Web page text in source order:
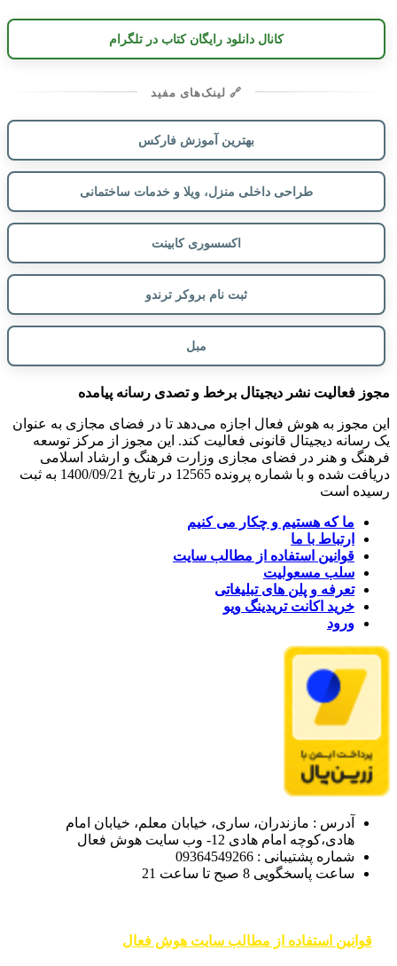
کانال دانلود رایگان کتاب در تلگرام
🔗 لینک‌های مفید
بهترین آموزش فارکس
طراحی داخلی منزل، ویلا و خدمات ساختمانی
اکسسوری کابینت
ثبت نام بروکر ترندو
مبل
مجوز فعالیت نشر دیجیتال برخط و تصدی رسانه پیامده
این مجوز به هوش فعال اجازه می‌دهد تا در فضای مجازی به عنوان
یک رسانه دیجیتال قانونی فعالیت کند. این مجوز از مرکز توسعه
فرهنگ و هنر در فضای مجازی وزارت فرهنگ و ارشاد اسلامی
دریافت شده و با شماره پرونده 12565 در تاریخ 1400/09/21 به ثبت
رسیده است
ما که هستیم و چکار می کنیم
ارتباط با ما
قوانین استفاده از مطالب سایت
سلب مسعولیت
تعرفه و پلن های تبلیغاتی
خرید اکانت تریدینگ ویو
ورود
آدرس : مازندران، ساری، خیابان معلم، خیابان امام
هادی،کوچه امام هادی 12- وب سایت هوش فعال
شماره پشتیبانی : 09364549266
ساعت پاسخگویی 8 صبح تا ساعت 21
قوانین استفاده از مطالب سایت هوش فعال